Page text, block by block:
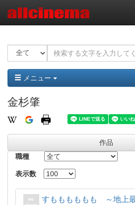
メニュー
金杉肇
作品
職種
表示数
すもももももも ～地上